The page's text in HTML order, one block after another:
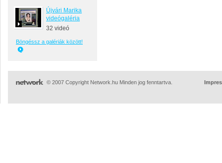
Újvári Marika
videógaléria
32 videó
Böngéssz a galériák között!
© 2007 Copyright Network.hu Minden jog fenntartva.